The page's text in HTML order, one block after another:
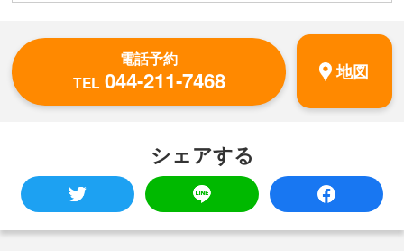
電話予約
TEL 044-211-7468 地図
シェアする